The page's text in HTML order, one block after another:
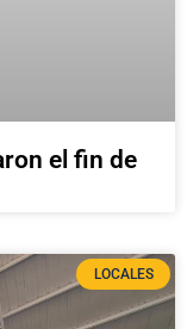
el fin de
LOCALES